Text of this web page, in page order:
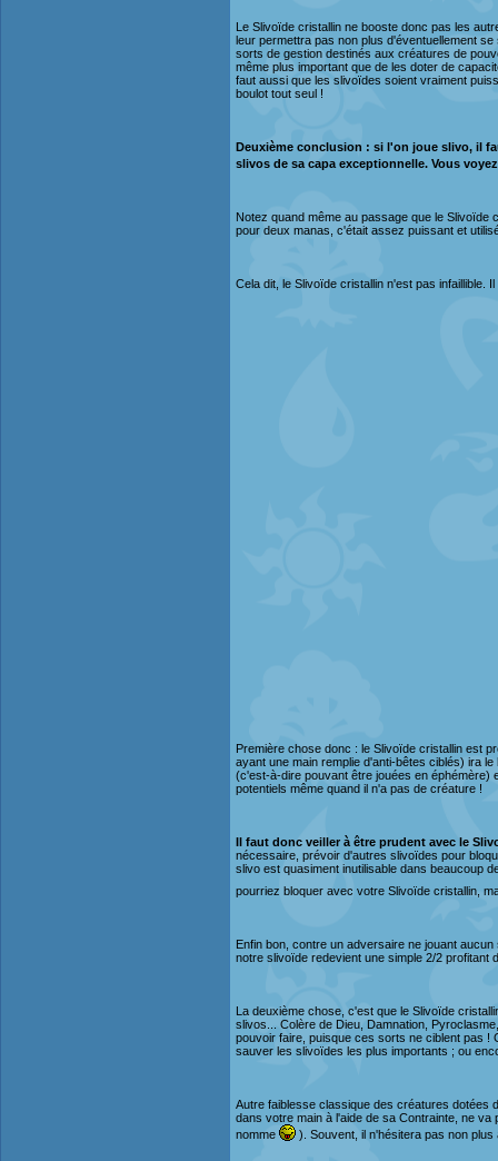
Le Slivoïde cristallin ne booste donc pas les
leur permettra pas non plus d'éventuellement
sorts de gestion destinés aux créatures de
même plus important que de les doter de
faut aussi que les slivoïdes soient vraiment
boulot tout seul !
Deuxième conclusion : si l'on joue slivo, il
slivos de sa capa exceptionnelle. Vous
Notez quand même au passage que le
pour deux manas, c'était assez puissant et
Cela dit, le Slivoïde cristallin n'est pas infaillible.
Première chose donc : le Slivoïde cristallin est
ayant une main remplie d'anti-bêtes ciblés) ira
(c'est-à-dire pouvant être jouées en éphémère)
potentiels même quand il n'a pas de créature !
Il faut donc veiller à être prudent avec le
nécessaire, prévoir d'autres slivoïdes pour
slivo est quasiment inutilisable dans beaucoup
pourriez bloquer avec votre Slivoïde cristallin,
Enfin bon, contre un adversaire ne jouant
notre slivoïde redevient une simple 2/2 profitant
La deuxième chose, c'est que le Slivoïde
slivos... Colère de Dieu, Damnation,
pouvoir faire, puisque ces sorts ne ciblent pas !
sauver les slivoïdes les plus importants ; ou
Autre faiblesse classique des créatures dotées
dans votre main à l'aide de sa Contrainte, ne
nomme
). Souvent, il n'hésitera pas non